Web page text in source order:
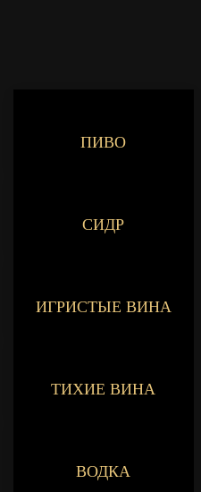
ПИВО
СИДР
ИГРИСТЫЕ ВИНА
ТИХИЕ ВИНА
ВОДКА